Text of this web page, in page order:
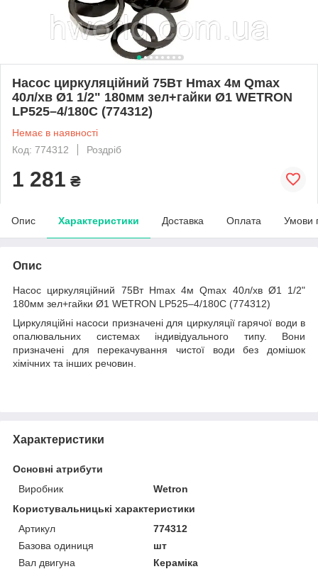
Насос циркуляційний 75Вт Hmax 4м Qmax
40л/хв Ø1 1/2" 180мм зел+гайки Ø1 WETRON
LР525–4/180С (774312)
Немає в наявності
Код: 774312
Роздріб
1 281 ₴
Опис Характеристики Доставка Оплата Умови
Опис
Насос циркуляційний 75Вт Hmax 4м Qmax 40л/хв Ø1 1/2"
180мм зел+гайки Ø1 WETRON LР525–4/180С (774312)
Циркуляційні насоси призначені для циркуляції гарячої води в
опалювальних системах індивідуального типу. Вони
призначені для перекачування чистої води без домішок
хімічних та інших речовин.
Характеристики
Основні атрибути
Виробник
Wetron
Користувальницькі характеристики
Артикул
774312
Базова одиниця
шт
Вал двигуна
Кераміка